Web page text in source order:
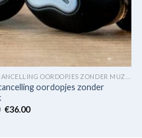
oordopjes zonder
€36.00